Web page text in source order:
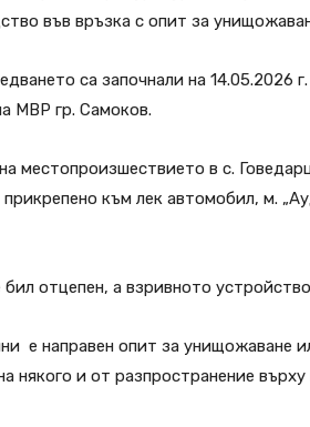
във връзка с опит за
са започнали на 14.05.2026
МВР гр. Самоков.
местопроизшествието в с.
към лек автомобил, м.
отцепен, а взривното
е направен опит за унищожаване
някого и от разпространение